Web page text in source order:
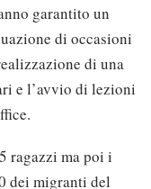
garantito un
di occasioni
di una
e l’avvio di lezioni
ragazzi ma poi i
dei migranti del